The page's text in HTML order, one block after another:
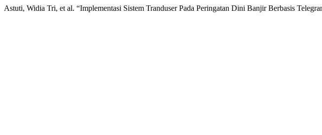
Astuti, Widia Tri, et al. “Implementasi Sistem Tranduser Pada Peringatan Dini Banjir Berbasis